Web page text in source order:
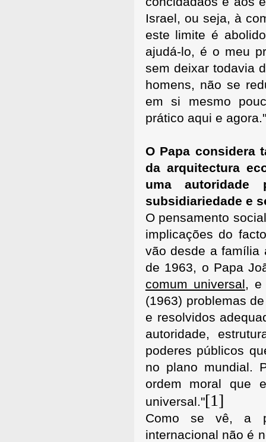
Israel, ou seja, à
este limite é
ajudá-lo, é o meu
sem deixar todavia
homens, não se
em si mesmo
prático aqui e
O Papa considera
da arquitectura
uma autoridade
subsidiariedade e
O pensamento
implicações do
vão desde a
de 1963, o Papa
comum universal, e
(1963) problemas
e resolvidos
autoridade,
poderes públicos
no plano mundial.
ordem moral que
universal."[1]
Como se vê, a
internacional não é